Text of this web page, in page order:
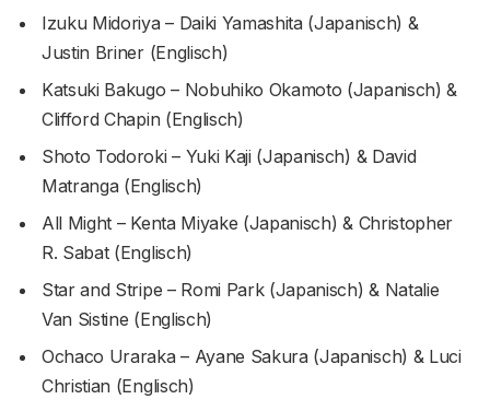
Izuku Midoriya – Daiki Yamashita (Japanisch) &
Justin Briner (Englisch)
Katsuki Bakugo – Nobuhiko Okamoto (Japanisch) &
Clifford Chapin (Englisch)
Shoto Todoroki – Yuki Kaji (Japanisch) & David
Matranga (Englisch)
All Might – Kenta Miyake (Japanisch) & Christopher
R. Sabat (Englisch)
Star and Stripe – Romi Park (Japanisch) & Natalie
Van Sistine (Englisch)
Ochaco Uraraka – Ayane Sakura (Japanisch) & Luci
Christian (Englisch)